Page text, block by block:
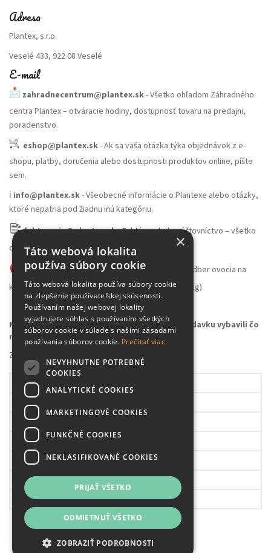
Adresa
Plantex, s.r.o.
Veselé 433, 922 08 Veselé
E-mail
zahradnecentrum@plantex.sk- Všetko ohľadom Záhradného
centra Plantex – otváracie hodiny, dostupnosť tovaru na predajni,
poradenstvo.
eshop@plantex.sk- Ak sa vaša otázka týka objednávok z e-
shopu, platby, doručenia alebo dostupnosti produktov online, píšte
sem.
ℹ️ info@plantex.sk- Všeobecné informácie o Plantexe alebo otázky,
ktoré nepatria pod žiadnu inú kategóriu.
fakturacia@plantex.sk- Faktúry, platby, účtovníctvo – všetko
ohľadom financií smerujte sem.
skladovocia@plantex.sk- Veľkoobchodný odber ovocia na
konzumáciu alebo spracovanie (množstvo nad 100kg).
Napíšte na správny e-mail, aby sme vašu požiadavku vybavili čo
najrýchlejšie
Záhradné centrum Plantex
Pondelok
Utorok
Streda
Štvrtok
09.00 – 17.30h
Piatok
08.00 – 17.30h
Sobota
08.00 – 17.30h
Nedeľa
ZATVORENÉ!
×
Táto webová lokalita
používa súbory cookie
Táto webová lokalita používa súbory cookie
na zlepšenie používateľskej skúsenosti.
Používaním našej webovej lokality
vyjadrujete súhlas s používaním všetkých
súborov cookie v súlade s našimi zásadami
používania súborov cookie. Prečítať viac
NEVYHNUTNE POTREBNÉ
COOKIES
ANALYTICKÉ COOKIES
MARKETINGOVÉ COOKIES
FUNKČNÉ COOKIES
NEKLASIFIKOVANÉ COOKIES
PRIJAŤ VŠETKO
ODMIETNUŤ VŠETKO
ZOBRAZIŤ PODROBNOSTI